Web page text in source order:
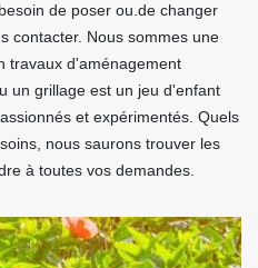
de poser ou.de changer
contacter. Nous sommes une
travaux d'aménagement
un grillage est un jeu d'enfant
et expérimentés. Quels
nous saurons trouver les
à toutes vos demandes.